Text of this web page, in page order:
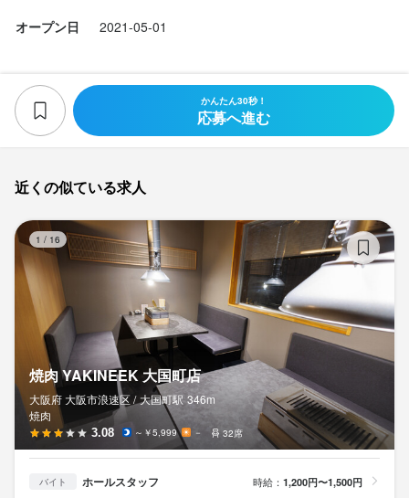
オープン日 2021-05-01
かんたん30秒！
応募へ進む
近くの似ている求人
1 / 16
焼肉 YAKINEEK 大国町店
大阪府 大阪市浪速区 / 大国町駅 346m
焼肉
3.08 ～￥5,999 － 32席
バイト ホールスタッフ 時給： 1,200円〜1,500円